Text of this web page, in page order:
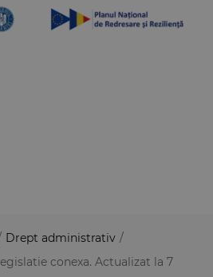
Drept administrativ /
conexa. Actualizat la 7